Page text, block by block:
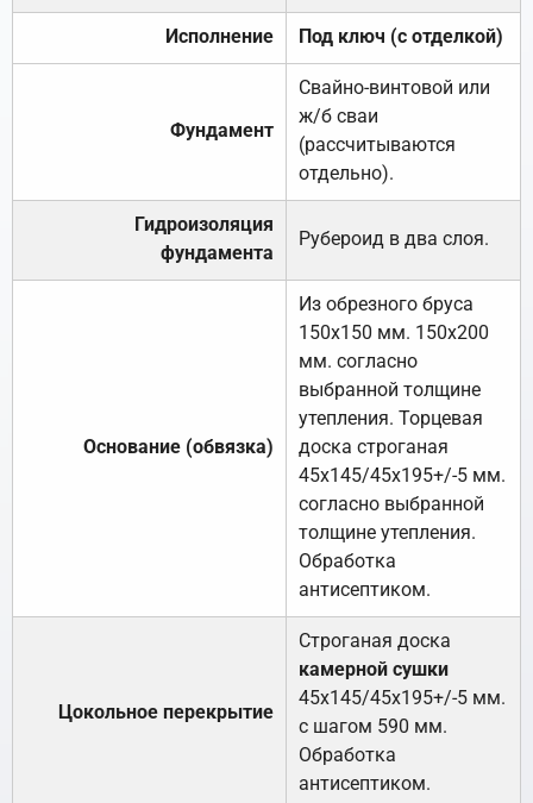
Исполнение Под ключ (с отделкой)
Фундамент
Свайно-винтовой или
ж/б сваи
(рассчитываются
отдельно).
Гидроизоляция
фундамента
Рубероид в два слоя.
Основание (обвязка)
Из обрезного бруса
150х150 мм. 150х200
мм. согласно
выбранной толщине
утепления. Торцевая
доска строганая
45х145/45х195+/-5 мм.
согласно выбранной
толщине утепления.
Обработка
антисептиком.
Цокольное перекрытие
Строганая доска
камерной сушки
45х145/45х195+/-5 мм.
с шагом 590 мм.
Обработка
антисептиком.